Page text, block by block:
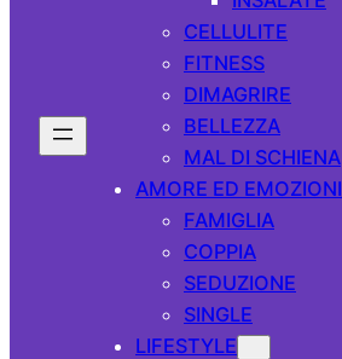
CELLULITE
FITNESS
DIMAGRIRE
BELLEZZA
MAL DI SCHIENA
AMORE ED EMOZIONI
FAMIGLIA
COPPIA
SEDUZIONE
SINGLE
LIFESTYLE